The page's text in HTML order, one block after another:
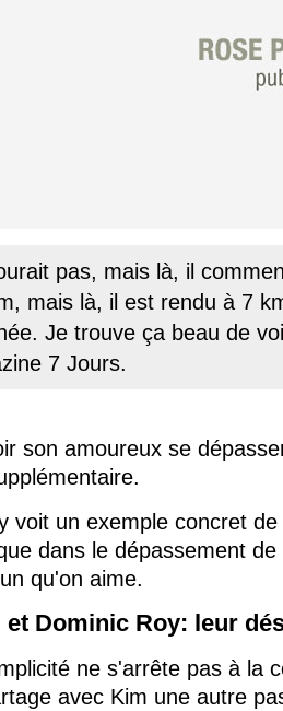
pas, mais là, il
mais là, il est rendu à 7
Je trouve ça beau de
7 Jours.
son amoureux se
voit un exemple concret
dans le dépassement
qu'on aime.
et Dominic Roy: leur
ne s'arrête pas à la
avec Kim une autre